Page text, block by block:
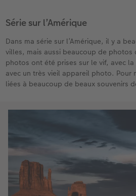
Série sur l’Amérique
Dans ma série sur l’Amérique, il y a
villes, mais aussi beaucoup de photos
photos ont été prises sur le vif, avec
avec un très vieil appareil photo. Pour
liées à beaucoup de beaux souvenirs